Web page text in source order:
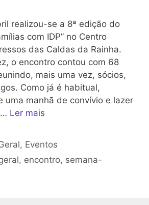
realizou-se a 8ª edição do
com IDP” no Centro
das Caldas da Rainha.
o encontro contou com 68
mais uma vez, sócios,
Como já é habitual,
uma manhã de convívio e lazer
Ler mais
, Eventos
, encontro, semana-